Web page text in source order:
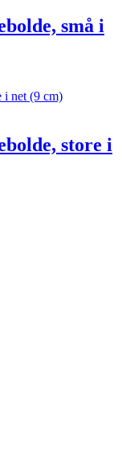
små i
store i